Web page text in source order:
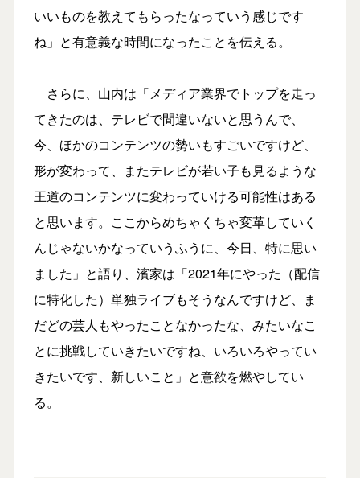
いいものを教えてもらったなっていう感じです
ね」と有意義な時間になったことを伝える。
さらに、山内は「メディア業界でトップを走っ
てきたのは、テレビで間違いないと思うんで、
今、ほかのコンテンツの勢いもすごいですけど、
形が変わって、またテレビが若い子も見るような
王道のコンテンツに変わっていける可能性はある
と思います。ここからめちゃくちゃ変革していく
んじゃないかなっていうふうに、今日、特に思い
ました」と語り、濱家は「2021年にやった（配信
に特化した）単独ライブもそうなんですけど、ま
だどの芸人もやったことなかったな、みたいなこ
とに挑戦していきたいですね、いろいろやってい
きたいです、新しいこと」と意欲を燃やしてい
る。